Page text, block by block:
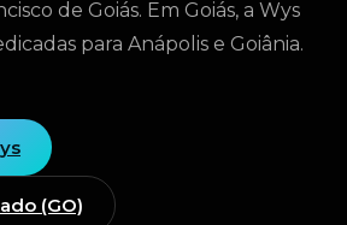
de Goiás. Em Goiás, a Wys
para Anápolis e Goiânia.
(GO)